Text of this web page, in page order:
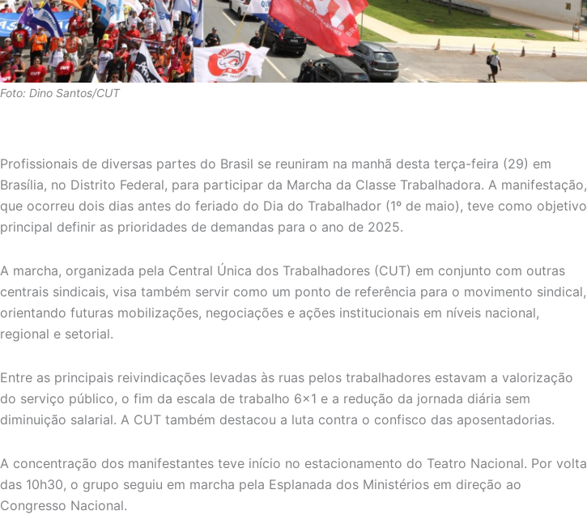
Foto: Dino Santos/CUT
Profissionais de diversas partes do Brasil se reuniram na manhã desta terça-feira (29) em
Brasília, no Distrito Federal, para participar da Marcha da Classe Trabalhadora. A manifestação,
que ocorreu dois dias antes do feriado do Dia do Trabalhador (1º de maio), teve como objetivo
principal definir as prioridades de demandas para o ano de 2025.
A marcha, organizada pela Central Única dos Trabalhadores (CUT) em conjunto com outras
centrais sindicais, visa também servir como um ponto de referência para o movimento sindical,
orientando futuras mobilizações, negociações e ações institucionais em níveis nacional,
regional e setorial.
Entre as principais reivindicações levadas às ruas pelos trabalhadores estavam a valorização
do serviço público, o fim da escala de trabalho 6×1 e a redução da jornada diária sem
diminuição salarial. A CUT também destacou a luta contra o confisco das aposentadorias.
A concentração dos manifestantes teve início no estacionamento do Teatro Nacional. Por volta
das 10h30, o grupo seguiu em marcha pela Esplanada dos Ministérios em direção ao
Congresso Nacional.